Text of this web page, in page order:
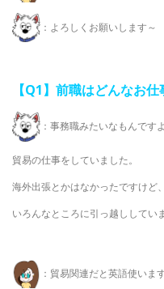
：よろしくお願いします～
【Q1】前職はどんなお
：事務職みたいなもんですよ
貿易の仕事をしていました。
海外出張とかはなかったですけど
いろんなところに引っ越ししてい
：貿易関連だと英語使いま